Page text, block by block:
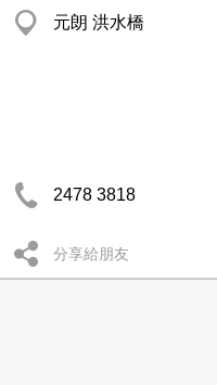
元朗 洪水橋
2478 3818
分享給朋友